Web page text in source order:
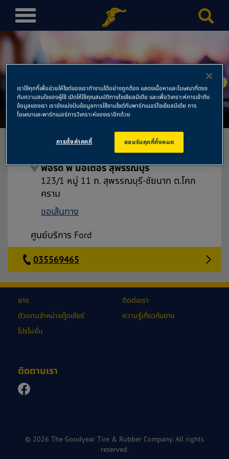
T
l
n
a
v
t
ฟอร์ด พี มอเตอร์ สุพรรณบุรี
ฟอร์ด พี มอเตอร์ สุพรรณบุรี
123/1 หมู่ 11 ถ. สุพรรณบุรี-ชัยนาท ต.โคก
คราม
ขอเส้นทาง
ศูนย์บริการ Ford
035569465
ยาง
ตัวแทนจำหน่ายกู๊ดเยียร์
โปรโมชั่น
ติดต่อเรา
ความรู้เกี่ยวกับยาง
ติดตามเรา
© 2026 The Goodyear Tire & Rubber Company. All rights
reserved.
เราใช้คุกกี้เพื่อช่วยให้ไซต์ของเราทำงานได้อย่างถูกต้อง แสดงเนื้อหาและโฆษณาที่ตรง
กับความสนใจของผู้ใช้ เปิดให้ใช้คุณสมบัติทางโซเชียลมีเดีย และเพื่อวิเคราะห์การเข้าถึง
ข้อมูลของเรา เรายังแบ่งปันข้อมูลการใช้งานไซต์กับพาร์ทเนอร์โซเชียลมีเดีย การ
โฆษณาและพาร์ทเนอร์การวิเคราะห์ของเราอีกด้วย
ยอมรับคุกกี้ทั้งหมด
การตั้งค่าคุกกี้